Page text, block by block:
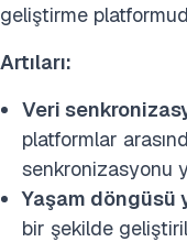
geliştirme
Artıları:
Veri
platformlar
senkronizasyonu
Yaşam döngüsü
bir şekilde